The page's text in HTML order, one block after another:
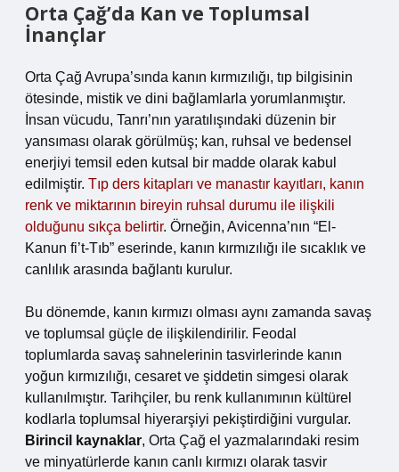
Orta Çağ’da Kan ve Toplumsal
İnançlar
Orta Çağ Avrupa’sında kanın kırmızılığı, tıp bilgisinin
ötesinde, mistik ve dini bağlamlarla yorumlanmıştır.
İnsan vücudu, Tanrı’nın yaratılışındaki düzenin bir
yansıması olarak görülmüş; kan, ruhsal ve bedensel
enerjiyi temsil eden kutsal bir madde olarak kabul
edilmiştir. Tıp ders kitapları ve manastır kayıtları, kanın
renk ve miktarının bireyin ruhsal durumu ile ilişkili
olduğunu sıkça belirtir. Örneğin, Avicenna’nın “El-
Kanun fi’t-Tıb” eserinde, kanın kırmızılığı ile sıcaklık ve
canlılık arasında bağlantı kurulur.
Bu dönemde, kanın kırmızı olması aynı zamanda savaş
ve toplumsal güçle de ilişkilendirilir. Feodal
toplumlarda savaş sahnelerinin tasvirlerinde kanın
yoğun kırmızılığı, cesaret ve şiddetin simgesi olarak
kullanılmıştır. Tarihçiler, bu renk kullanımının kültürel
kodlarla toplumsal hiyerarşiyi pekiştirdiğini vurgular.
Birincil kaynaklar, Orta Çağ el yazmalarındaki resim
ve minyatürlerde kanın canlı kırmızı olarak tasvir